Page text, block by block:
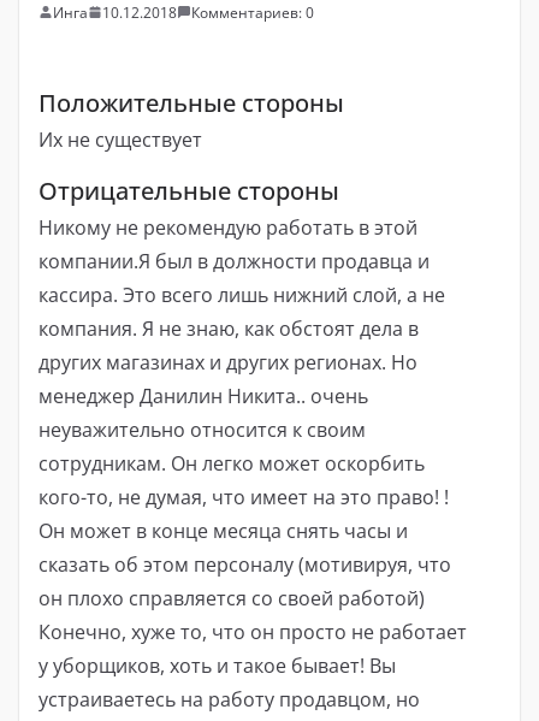
Инга 10.12.2018 Комментариев: 0
Положительные стороны
Их не существует
Отрицательные стороны
Никому не рекомендую работать в этой
компании.Я был в должности продавца и
кассира. Это всего лишь нижний слой, а не
компания. Я не знаю, как обстоят дела в
других магазинах и других регионах. Но
менеджер Данилин Никита.. очень
неуважительно относится к своим
сотрудникам. Он легко может оскорбить
кого-то, не думая, что имеет на это право! !
Он может в конце месяца снять часы и
сказать об этом персоналу (мотивируя, что
он плохо справляется со своей работой)
Конечно, хуже то, что он просто не работает
у уборщиков, хоть и такое бывает! Вы
устраиваетесь на работу продавцом, но